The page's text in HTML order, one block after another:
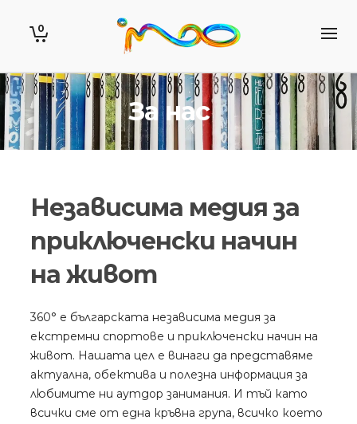
0
За нас
Независима медия за
приключенски начин
на живот
360° е българската независима медия за
екстремни спортове и приключенски начин на
живот. Нашата цел е винаги да представяме
актуална, обектива и полезна информация за
любимите ни аутдор занимания. И тъй като
всички сме от една кръвна група, всичко което